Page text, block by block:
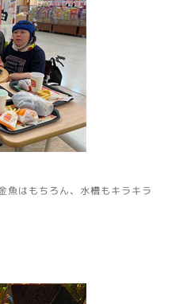
魚はもちろん、水槽もキラキラ